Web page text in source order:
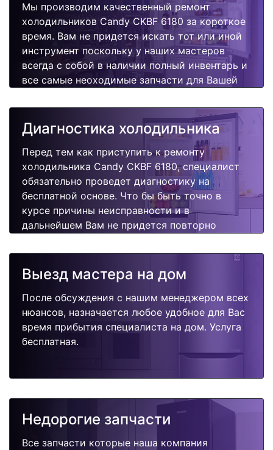
Мы производим качественный ремонт
холодильников Candy CKBF 6180 за короткое
время. Вам не придется искать тот или иной
инструмент поскольку у наших мастеров
всегда с собой в наличии полный инвентарь и
все самые неоходимые запчасти для Вашей
качественно и недорого.
Диагностика холодильника
Перед тем как приступить к ремонту
холодильника Candy CKBF 6180, специалист
обязательно проведет диагностику на
бесплатной основе. Что бы быть точно в
курсе причины неисправности и в
дальнейшем Вам не придется повторно
поломок.
Выезд мастера на дом
После обсуждения с нашим менеджером всех
нюансов, назначается любое удобное для Вас
время прибытия специалиста на дом. Услуга
бесплатная.
Недорогие запчасти
Все запчасти которые наша компания